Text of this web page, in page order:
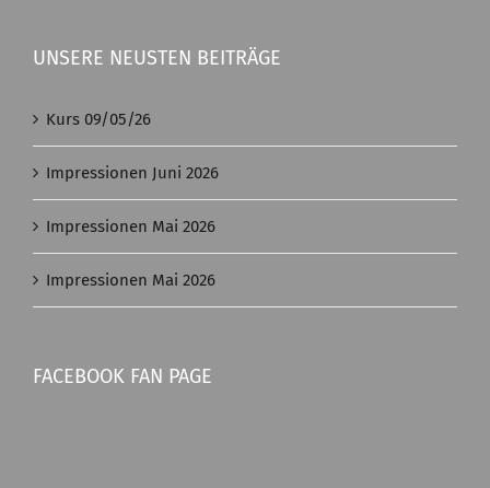
UNSERE NEUSTEN BEITRÄGE
Kurs 09/05/26
Impressionen Juni 2026
Impressionen Mai 2026
Impressionen Mai 2026
FACEBOOK FAN PAGE